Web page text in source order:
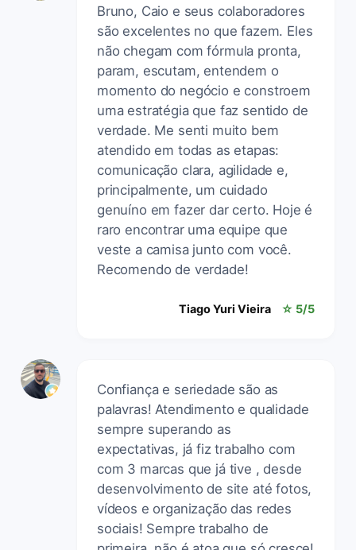
Bruno, Caio e seus colaboradores
são excelentes no que fazem. Eles
não chegam com fórmula pronta,
param, escutam, entendem o
momento do negócio e constroem
uma estratégia que faz sentido de
verdade. Me senti muito bem
atendido em todas as etapas:
comunicação clara, agilidade e,
principalmente, um cuidado
genuíno em fazer dar certo. Hoje é
raro encontrar uma equipe que
veste a camisa junto com você.
Recomendo de verdade!
Tiago Yuri Vieira ☆ 5/5
Confiança e seriedade são as
palavras! Atendimento e qualidade
sempre superando as
expectativas, já fiz trabalho com
com 3 marcas que já tive , desde
desenvolvimento de site até fotos,
vídeos e organização das redes
sociais! Sempre trabalho de